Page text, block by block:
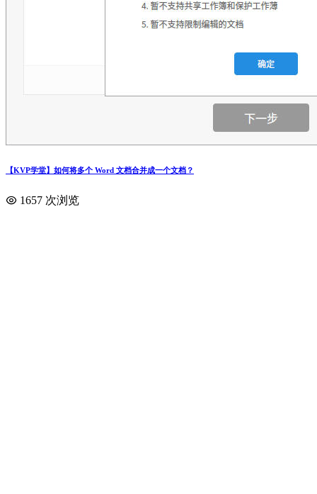
【KVP学堂】如何将多个 Word 文档合并成一个文档？
1657 次浏览